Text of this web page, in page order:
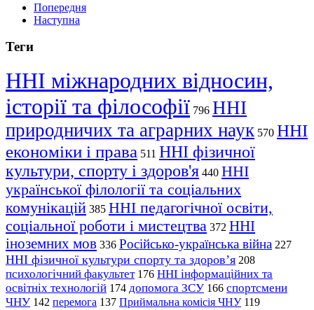
Попередня
Наступна
Теги
ННІ міжнародних відносин,
історії та філософії 796 ННІ
природничих та аграрних наук 570 ННІ
економіки і права 511 ННІ фізичної
культури, спорту і здоров'я 440 ННІ
української філології та соціальних
комунікацій 385 ННІ педагогічної освіти,
соціальної роботи і мистецтва 372 ННІ
іноземних мов 336 Російсько-українська війна 227
ННІ фізичної культури спорту та здоров’я 208
психологічний факультет 176 ННІ інформаційних та
освітніх технологій 174 допомога ЗСУ 166 спортсмени
ЧНУ 142 перемога 137 Приймальна комісія ЧНУ 119